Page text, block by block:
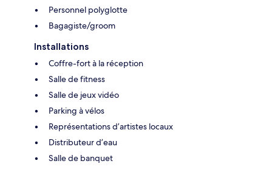
Personnel polyglotte
Bagagiste/groom
Installations
Coffre-fort à la réception
Salle de fitness
Salle de jeux vidéo
Parking à vélos
Représentations d’artistes locaux
Distributeur d’eau
Salle de banquet